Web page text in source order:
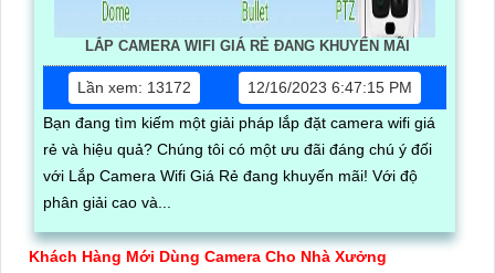
LẮP CAMERA WIFI GIÁ RẺ ĐANG KHUYẾN MÃI
Lần xem: 13172
12/16/2023 6:47:15 PM
Bạn đang tìm kiếm một giải pháp lắp đặt camera wifi giá
rẻ và hiệu quả? Chúng tôi có một ưu đãi đáng chú ý đối
với Lắp Camera Wifi Giá Rẻ đang khuyến mãi! Với độ
phân giải cao và...
Khách Hàng Mới Dùng Camera Cho Nhà Xưởng